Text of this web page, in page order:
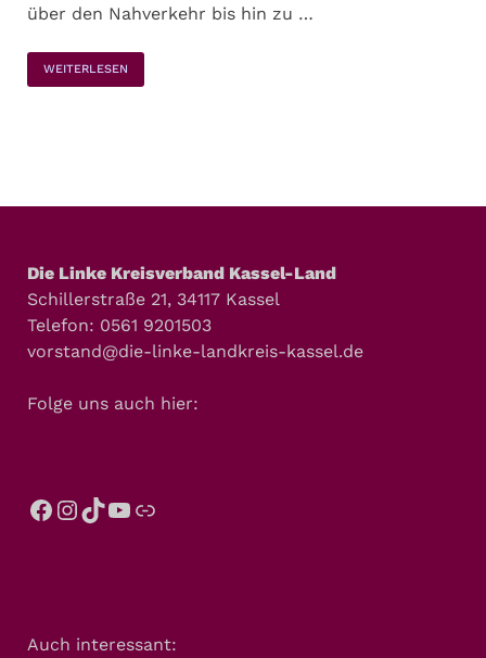
über den Nahverkehr bis hin zu …
WEITERLESEN
Die Linke Kreisverband Kassel-Land
Schillerstraße 21, 34117 Kassel
Telefon: 0561 9201503
vorstand@die-linke-landkreis-kassel.de
Folge uns auch hier:
Auch interessant: